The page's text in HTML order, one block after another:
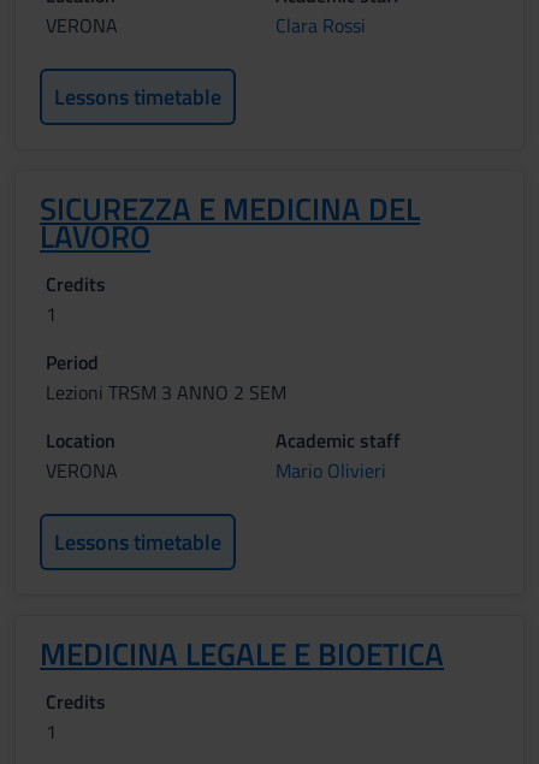
VERONA
Clara Rossi
Lessons timetable
SICUREZZA E MEDICINA DEL
LAVORO
Credits
1
Period
Lezioni TRSM 3 ANNO 2 SEM
Location
VERONA
Academic staff
Mario Olivieri
Lessons timetable
MEDICINA LEGALE E BIOETICA
Credits
1